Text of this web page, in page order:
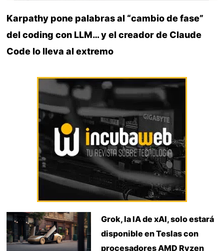
Karpathy pone palabras al “cambio de fase”
del coding con LLM… y el creador de Claude
Code lo lleva al extremo
Grok, la IA de xAI, solo estará
disponible en Teslas con
procesadores AMD Ryzen